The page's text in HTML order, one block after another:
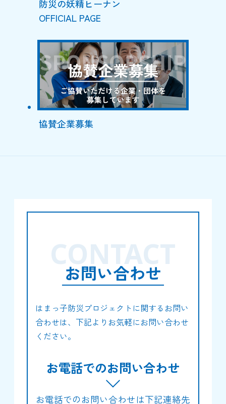
防災の妖精ヒーナン
OFFICIAL PAGE
協賛企業募集
お問い合わせ
CONTACT
はまっ子防災プロジェクトに関するお問い
合わせは、下記よりお気軽にお問い合わせ
ください。
お電話でのお問い合わせ
お電話でのお問い合わせは下記連絡先